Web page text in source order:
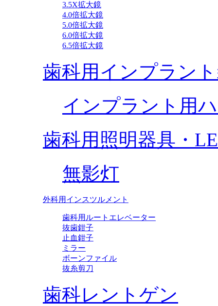
3.5X拡大鏡
4.0倍拡大鏡
5.0倍拡大鏡
6.0倍拡大鏡
6.5倍拡大鏡
歯科用インプラン
インプラント用
歯科用照明器具・
無影灯
外科用インスツルメント
歯科用ルートエレベーター
抜歯鉗子
止血鉗子
ミラー
ボーンファイル
抜糸剪刀
歯科レントゲン